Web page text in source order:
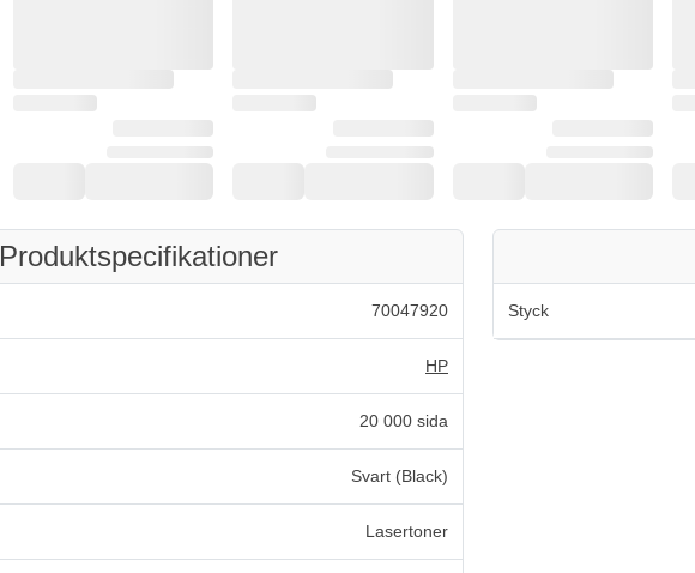
Produktspecifikationer
70047920
HP
20 000 sida
Svart (Black)
Lasertoner
Styck